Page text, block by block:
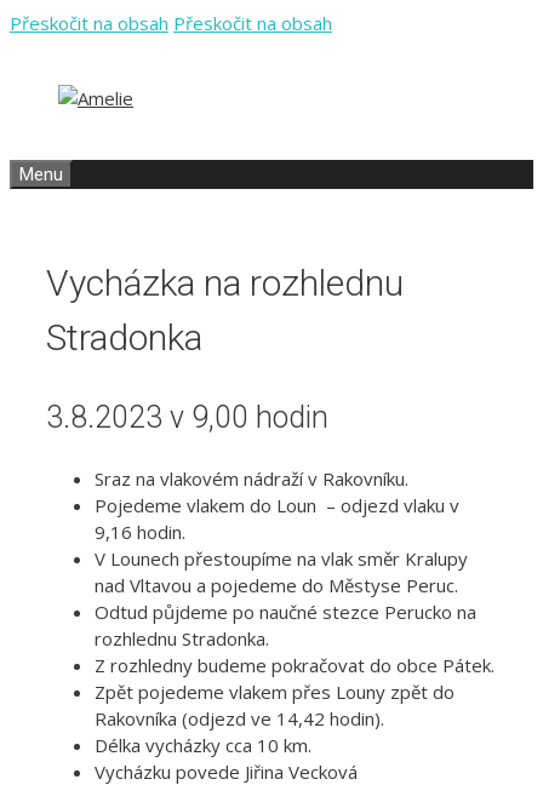
Přeskočit na obsah Přeskočit na obsah
Menu
Vycházka na rozhlednu
Stradonka
3.8.2023 v 9,00 hodin
Sraz na vlakovém nádraží v Rakovníku.
Pojedeme vlakem do Loun – odjezd vlaku v
9,16 hodin.
V Lounech přestoupíme na vlak směr Kralupy
nad Vltavou a pojedeme do Městyse Peruc.
Odtud půjdeme po naučné stezce Perucko na
rozhlednu Stradonka.
Z rozhledny budeme pokračovat do obce Pátek.
Zpět pojedeme vlakem přes Louny zpět do
Rakovníka (odjezd ve 14,42 hodin).
Délka vycházky cca 10 km.
Vycházku povede Jiřina Vecková